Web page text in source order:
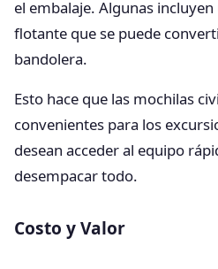
el embalaje. Algunas
flotante que se puede
bandolera.
Esto hace que las mochilas
convenientes para los
desean acceder al equipo
desempacar todo.
Costo y Valor